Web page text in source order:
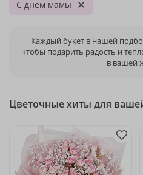
С днем мамы
Каждый букет в нашей
чтобы подарить радость и
в вашей
Цветочные хиты для